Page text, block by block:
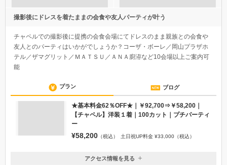
撮影後にドレスを着たままの会食や友人パーティが叶う
チャペルでの撮影後に提携の会食会場にてドレスのまま親族との会食や
友人とのパーティはいかがでしょうか？コーザ・ボーレ／岡山プラザホ
プラン ブログ
【チャペル】洋装１着｜100カット｜プチパーティ
¥58,200（税込） 土日祝UP料金 ¥33,000（税込）